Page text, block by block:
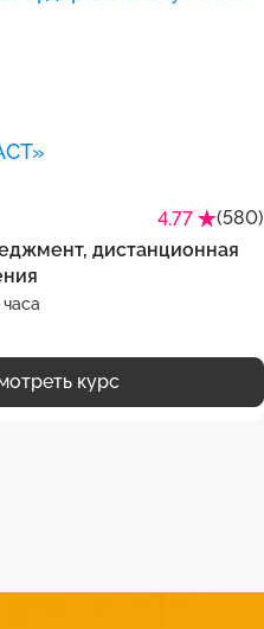
4.77
(580)
дистанционная
часа
курс